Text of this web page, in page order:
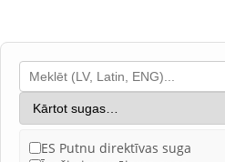
ES Putnu direktīvas suga